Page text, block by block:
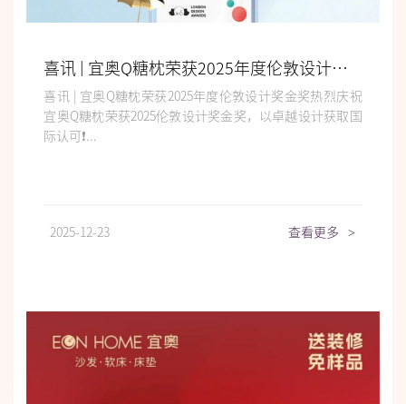
喜讯 | 宜奥Q糖枕荣获2025年度伦敦设计奖金奖
喜讯 | 宜奥Q糖枕荣获2025年度伦敦设计奖金奖热烈庆祝
宜奥Q糖枕荣获2025伦敦设计奖金奖，以卓越设计获取国
际认可❗...
2025-12-23 查看更多 >